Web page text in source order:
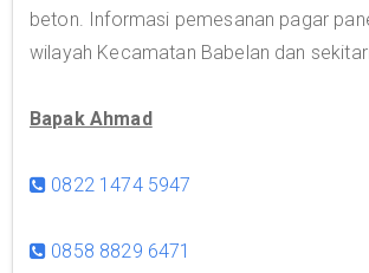
beton. Informasi pemesanan pagar
wilayah Kecamatan Babelan dan
Bapak Ahmad
0822 1474 5947
0858 8829 6471